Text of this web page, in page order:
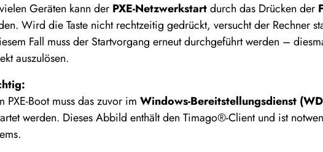
Geräten kann der PXE-Netzwerkstartdurch das Drücken der
Wird die Taste nicht rechtzeitig gedrückt, versucht der Rechner
Fall muss der Startvorgang erneut durchgeführt werden –
auszulösen.
PXE-Boot muss das zuvor im Windows-Bereitstellungsdienst
werden. Dieses Abbild enthält den Timago®-Client und ist